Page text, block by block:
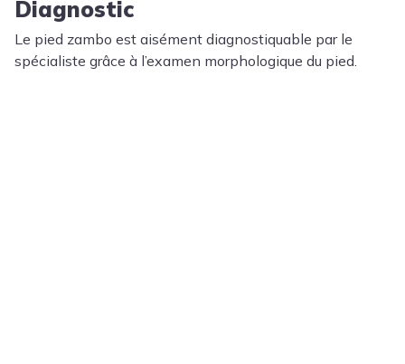
Diagnostic
Le pied zambo est aisément diagnostiquable par le
spécialiste grâce à l’examen morphologique du pied.